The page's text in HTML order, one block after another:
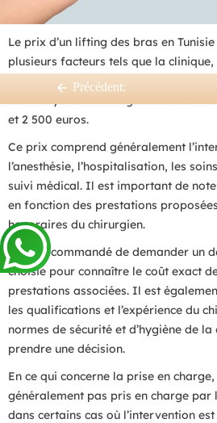
Précédent:
Le prix d’un lifting des bras en
plusieurs facteurs tels que la clinique,
de l’intervention et les frais
et 2 500 euros.
Ce prix comprend généralement
l’anesthésie, l’hospitalisation, les
suivi médical. Il est important de
en fonction des prestations
honoraires du chirurgien.
Il est recommandé de demander un
choisie pour connaître le coût exact
prestations associées. Il est
les qualifications et l’expérience du
normes de sécurité et d’hygiène de
prendre une décision.
En ce qui concerne la prise en
généralement pas pris en charge par
dans certains cas où l’intervention